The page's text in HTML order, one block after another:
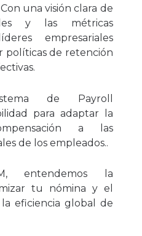
una visión clara de
y las métricas
empresariales
de retención
de Payroll
para adaptar la
a las
de los empleados..
entendemos la
tu nómina y el
eficiencia global de